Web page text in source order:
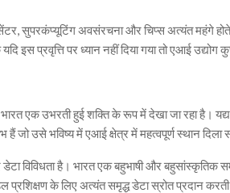
सुपरकंप्यूटिंग अवसंरचना और चिप्स अत्यंत महंगे होते
यदि इस प्रवृत्ति पर ध्यान नहीं दिया गया तो एआई
भारत एक उभरती हुई शक्ति के रूप में देखा जा रहा है।
जो उसे भविष्य में एआई क्षेत्र में महत्वपूर्ण स्थान
विविधता है। भारत एक बहुभाषी और बहुसांस्कृतिक
प्रशिक्षण के लिए अत्यंत समृद्ध डेटा स्रोत प्रदान